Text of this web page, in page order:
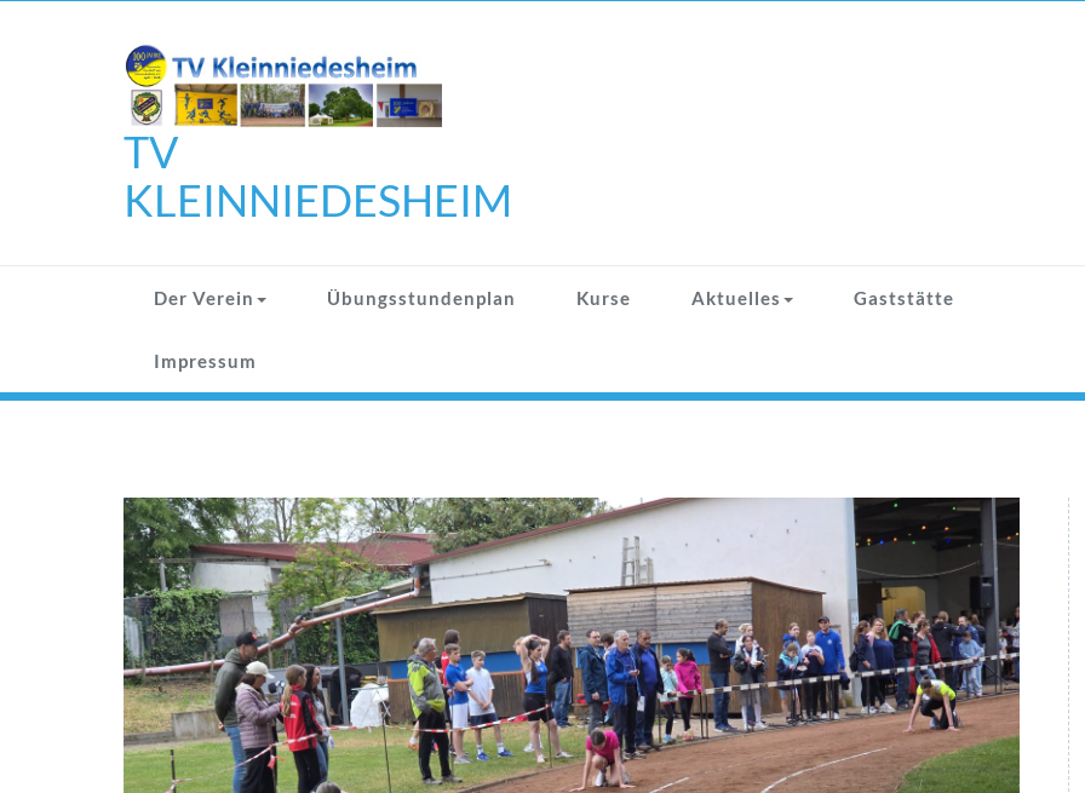
TV
KLEINNIEDESHEIM
Der Verein Übungsstundenplan Kurse Aktuelles Gaststätte
Impressum